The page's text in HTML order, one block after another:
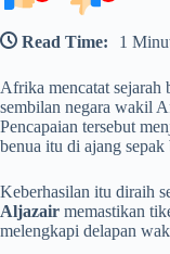
Read Time: 1
Afrika mencatat sejarah
sembilan negara wakil
Pencapaian tersebut
benua itu di ajang sepak
Keberhasilan itu diraih
Aljazair memastikan
melengkapi delapan